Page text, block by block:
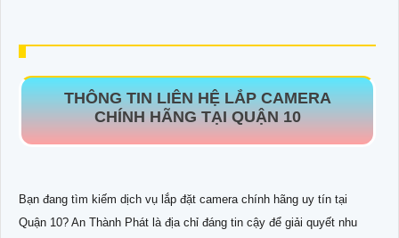
THÔNG TIN LIÊN HỆ LẮP CAMERA
CHÍNH HÃNG TẠI QUẬN 10
Bạn đang tìm kiếm dịch vụ lắp đặt camera chính hãng uy tín tại
Quận 10? An Thành Phát là địa chỉ đáng tin cậy để giải quyết nhu